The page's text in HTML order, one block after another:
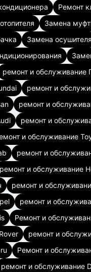
Ремонт
Замена
Замена осушителя
ремонт и обслуживание
ремонт и
ремонт и
ремонт и
и обслуживание
ремонт и
ремонт и обслуживание
ремонт и
ремонт и
Ремонт и
ремонт и
Ремонт и
ремонт и обслуживание